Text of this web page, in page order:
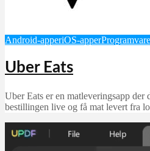
Android-apperiOS-apperProgramvare
Uber Eats
Uber Eats er en matleveringsapp
bestillingen live og få mat levert fra